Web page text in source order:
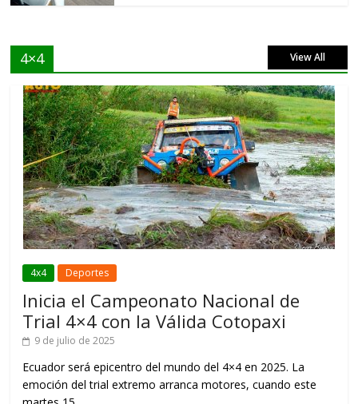
4×4 View All
4x4 Deportes
Inicia el Campeonato Nacional de
Trial 4×4 con la Válida Cotopaxi
9 de julio de 2025
Ecuador será epicentro del mundo del 4×4 en 2025. La
emoción del trial extremo arranca motores, cuando este